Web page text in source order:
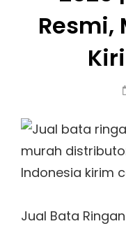
Resmi,
Jual Bata